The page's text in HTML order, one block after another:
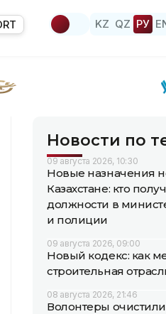
KZ QZ РУ
Новости по
09 августа 2026, 10:30
Новые назначения
Казахстане: кто
должности в
и полиции
09 августа 2026, 09:00
Новый кодекс: как
строительная
08 августа 2026, 21:46
Волонтеры